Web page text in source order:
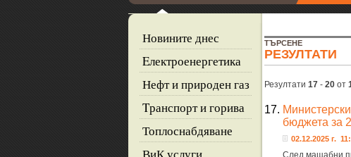
Новините днес
Eлектроенергетика
Нефт и природен газ
Tранспорт и горива
Топлоснабдяване
ТЪРСЕНЕ
РЕЗУЛТАТИ
Резултати 17 - 20 от
17.
бюджета за
02.12.2025 г.
След мащабни